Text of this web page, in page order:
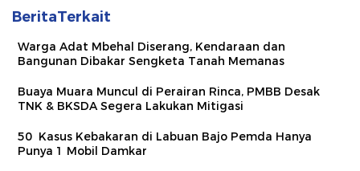
BeritaTerkait
Warga Adat Mbehal Diserang, Kendaraan dan
Bangunan Dibakar Sengketa Tanah Memanas
Buaya Muara Muncul di Perairan Rinca, PMBB Desak
TNK & BKSDA Segera Lakukan Mitigasi
50 Kasus Kebakaran di Labuan Bajo Pemda Hanya
Punya 1 Mobil Damkar